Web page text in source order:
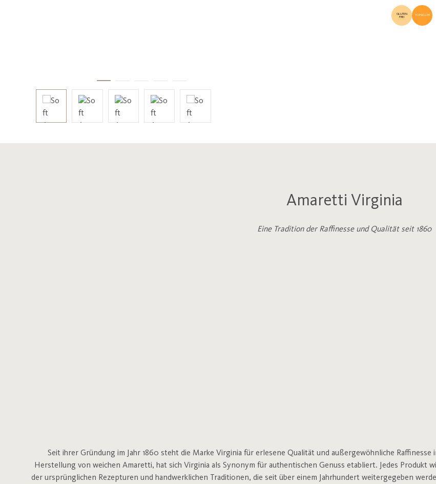
GLUTEN
FREI
TOPSELLER
Amaretti Virginia
Eine Tradition der Raffinesse und Qualität seit 1860
Seit ihrer Gründung im Jahr 1860 steht die Marke Virginia für erlesene Qualität und außergewöhnliche
Herstellung von weichen Amaretti, hat sich Virginia als Synonym für authentischen Genuss etabliert. Jedes
der ursprünglichen Rezepturen und handwerklichen Traditionen, die seit über einem Jahrhundert weitergegeben